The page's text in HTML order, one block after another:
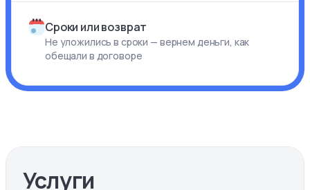
Сроки или возврат
Не уложились в сроки — вернем деньги, как
обещали в договоре
Услуги